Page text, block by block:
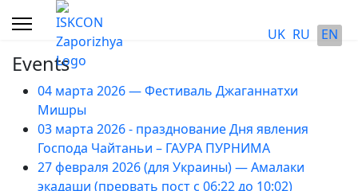
UK RU EN
Events
04 марта 2026 — Фестиваль Джаганнатхи
Мишры
03 марта 2026 - празднование Дня явления
Господа Чайтаньи – ГАУРА ПУРНИМА
27 февраля 2026 (для Украины) — Амалаки
экадаши (прервать пост с 06:22 до 10:02)